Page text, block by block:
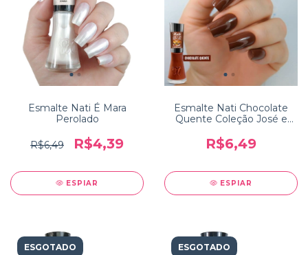
Esmalte Nati É Mara
Perolado
R$6,49 R$4,39
ESPIAR
Esmalte Nati Chocolate
Quente Coleção José e
R$6,49
ESPIAR
ESGOTADO ESGOTADO